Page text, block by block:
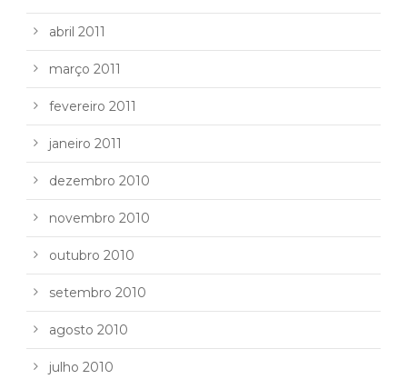
abril 2011
março 2011
fevereiro 2011
janeiro 2011
dezembro 2010
novembro 2010
outubro 2010
setembro 2010
agosto 2010
julho 2010